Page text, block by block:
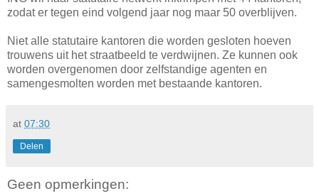
zodat er tegen eind volgend jaar nog maar 50 overblijven.
Niet alle statutaire kantoren die worden gesloten hoeven
trouwens uit het straatbeeld te verdwijnen. Ze kunnen ook
worden overgenomen door zelfstandige agenten en
samengesmolten worden met bestaande kantoren.
at 07:30
Delen
Geen opmerkingen: